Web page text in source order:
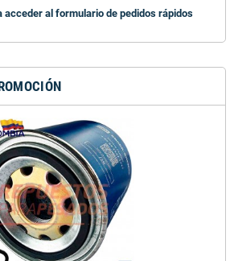
acceder al formulario de pedidos rápidos